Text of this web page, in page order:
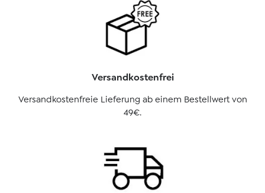
Versandkostenfrei
Versandkostenfreie Lieferung ab einem Bestellwert von
49€.